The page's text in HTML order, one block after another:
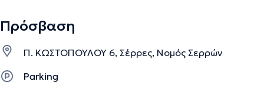
Πρόσβαση
Π. ΚΩΣΤΟΠΟΥΛΟΥ 6, Σέρρες, Νομός Σερρών
Parking